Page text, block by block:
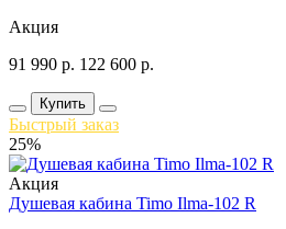
Акция
91 990 р. 122 600 р.
Купить
Быстрый заказ
25%
Акция
Душевая кабина Timo Ilma-102 R